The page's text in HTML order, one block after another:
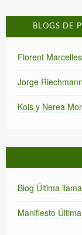
BLOGS DE
Florent
Jorge
Kois y Nerea
Blog Última
Manifiesto